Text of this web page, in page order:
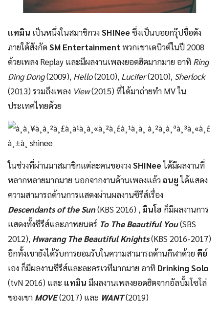
แทมิน เป็นหนึ่งในสมาชิกวงSHINeeซึ่งเป็นบอยกรุ๊ปชื่อดัง
ภายใต้สังกัดSM Entertainment พวกเขาเดบิวต์ในปี 2008
ด้วยเพลง Replay และมีผลงานเพลงยอดฮิตมากมาย อาทิ Ring
Ding Dong(2009), Hello(2010), Lucifer(2010), Sherlock
(2013) รวมถึงเพลง View(2015) ที่ได้มาถ่ายทำ MV ใน
ประเทศไทยด้วย
ในช่วงที่ผ่านมาสมาชิกแต่ละคนของวงSHINeeได้มีผลงานที่
หลากหลายมากมาย นอกจากงานด้านเพลงแล้วอนยูได้แสดง
ความสามารถด้านการแสดงผ่านผลงานซีรีส์เรื่อง
Descendants of the Sun(KBS 2016) , มินโฮ ก็มีผลงานการ
แสดงทั้งซีรีส์และภาพยนตร์ To The Beautiful You(SBS
2012), Hwarang The Beautiful Knights(KBS 2016-2017)
อีกทั้งเขายังได้รับการยอมรับในความสามารถด้านกีฬาด้วย คีย์
เอง ก็มีผลงานซีรีส์และละครเวทีมากมาย อาทิ Drinking Solo
(tvN 2016) และ แทมิน มีผลงานเพลงยอดฮิตจากอัลบั้มโซโล่
ของเขา MOVE(2017) และ WANT(2019)